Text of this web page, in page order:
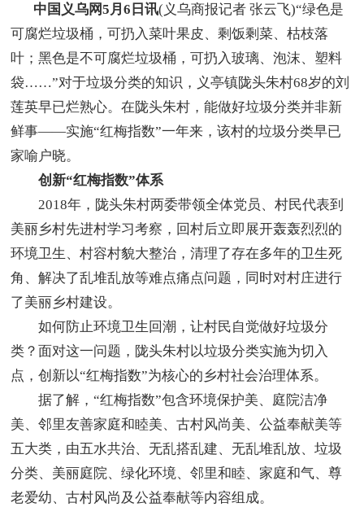
中国义乌网5月6日讯(义乌商报记者 张云飞)“绿色是
可腐烂垃圾桶，可扔入菜叶果皮、剩饭剩菜、枯枝落
叶；黑色是不可腐烂垃圾桶，可扔入玻璃、泡沫、塑料
袋……”对于垃圾分类的知识，义亭镇陇头朱村68岁的刘
莲英早已烂熟心。在陇头朱村，能做好垃圾分类并非新
鲜事——实施“红梅指数”一年来，该村的垃圾分类早已
家喻户晓。
创新“红梅指数”体系
2018年，陇头朱村两委带领全体党员、村民代表到
美丽乡村先进村学习考察，回村后立即展开轰轰烈烈的
环境卫生、村容村貌大整治，清理了存在多年的卫生死
角、解决了乱堆乱放等难点痛点问题，同时对村庄进行
了美丽乡村建设。
如何防止环境卫生回潮，让村民自觉做好垃圾分
类？面对这一问题，陇头朱村以垃圾分类实施为切入
点，创新以“红梅指数”为核心的乡村社会治理体系。
据了解，“红梅指数”包含环境保护美、庭院洁净
美、邻里友善家庭和睦美、古村风尚美、公益奉献美等
五大类，由五水共治、无乱搭乱建、无乱堆乱放、垃圾
分类、美丽庭院、绿化环境、邻里和睦、家庭和气、尊
老爱幼、古村风尚及公益奉献等内容组成。